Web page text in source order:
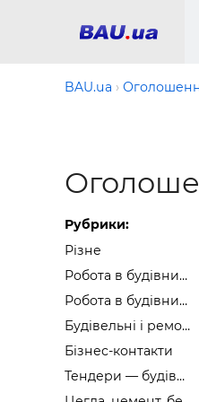
BAU.ua
Рубрики:
Різне
Робота в будівництві — Вакансії
Робота в будівництві — Резюме
Будівельні і ремонтні послуги
Бізнес-контакти
Тендери — будівельні